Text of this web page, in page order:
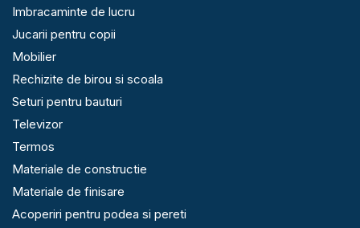
Imbracaminte de lucru
Jucarii pentru copii
Mobilier
Rechizite de birou si scoala
Seturi pentru bauturi
Televizor
Termos
Materiale de constructie
Materiale de finisare
Acoperiri pentru podea si pereti